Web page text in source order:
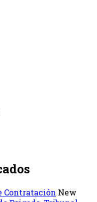
Contratación New